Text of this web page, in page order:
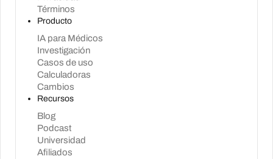
Términos
Producto
IA para Médicos
Investigación
Casos de uso
Calculadoras
Cambios
Recursos
Blog
Podcast
Universidad
Afiliados